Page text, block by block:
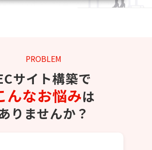
PROBLEM
サイト構築で
んなお悩みは
りませんか？